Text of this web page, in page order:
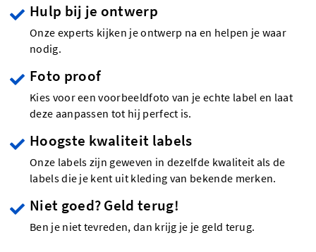
Hulp bij je ontwerp
Onze experts kijken je ontwerp na en helpen je waar
nodig.
Foto proof
Kies voor een voorbeeldfoto van je echte label en laat
deze aanpassen tot hij perfect is.
Hoogste kwaliteit labels
Onze labels zijn geweven in dezelfde kwaliteit als de
labels die je kent uit kleding van bekende merken.
Niet goed? Geld terug!
Ben je niet tevreden, dan krijg je je geld terug.